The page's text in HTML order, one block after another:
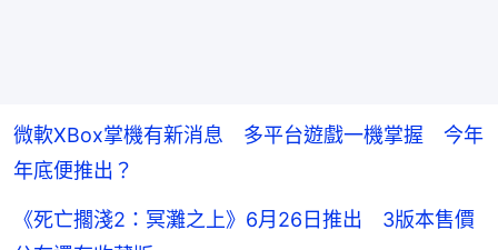
微軟XBox掌機有新消息 多平台遊戲一機掌握 今年
年底便推出？
《死亡擱淺2：冥灘之上》6月26日推出 3版本售價